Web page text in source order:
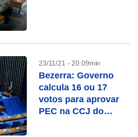
23/11/21 - 20:09min
Bezerra: Governo
calcula 16 ou 17
votos para aprovar
PEC na CCJ do